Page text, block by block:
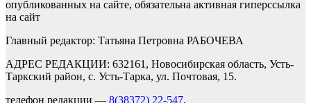
опубликованных на сайте, обязательна активная гиперссылка
на сайт
Главный редактор: Татьяна Петровна РАБОЧЕВА
АДРЕС РЕДАКЦИИ: 632161, Новосибирская область, Усть-
Таркский район, с. Усть-Тарка, ул. Почтовая, 15.
телефон редакции — 8(38372) 22-547,